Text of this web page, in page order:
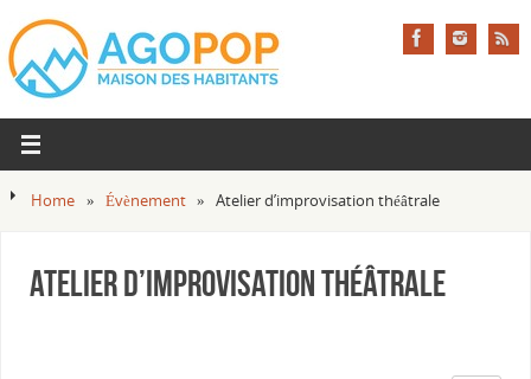
Home » Évènement » Atelier d’improvisation théâtrale
Atelier d’improvisation théâtrale